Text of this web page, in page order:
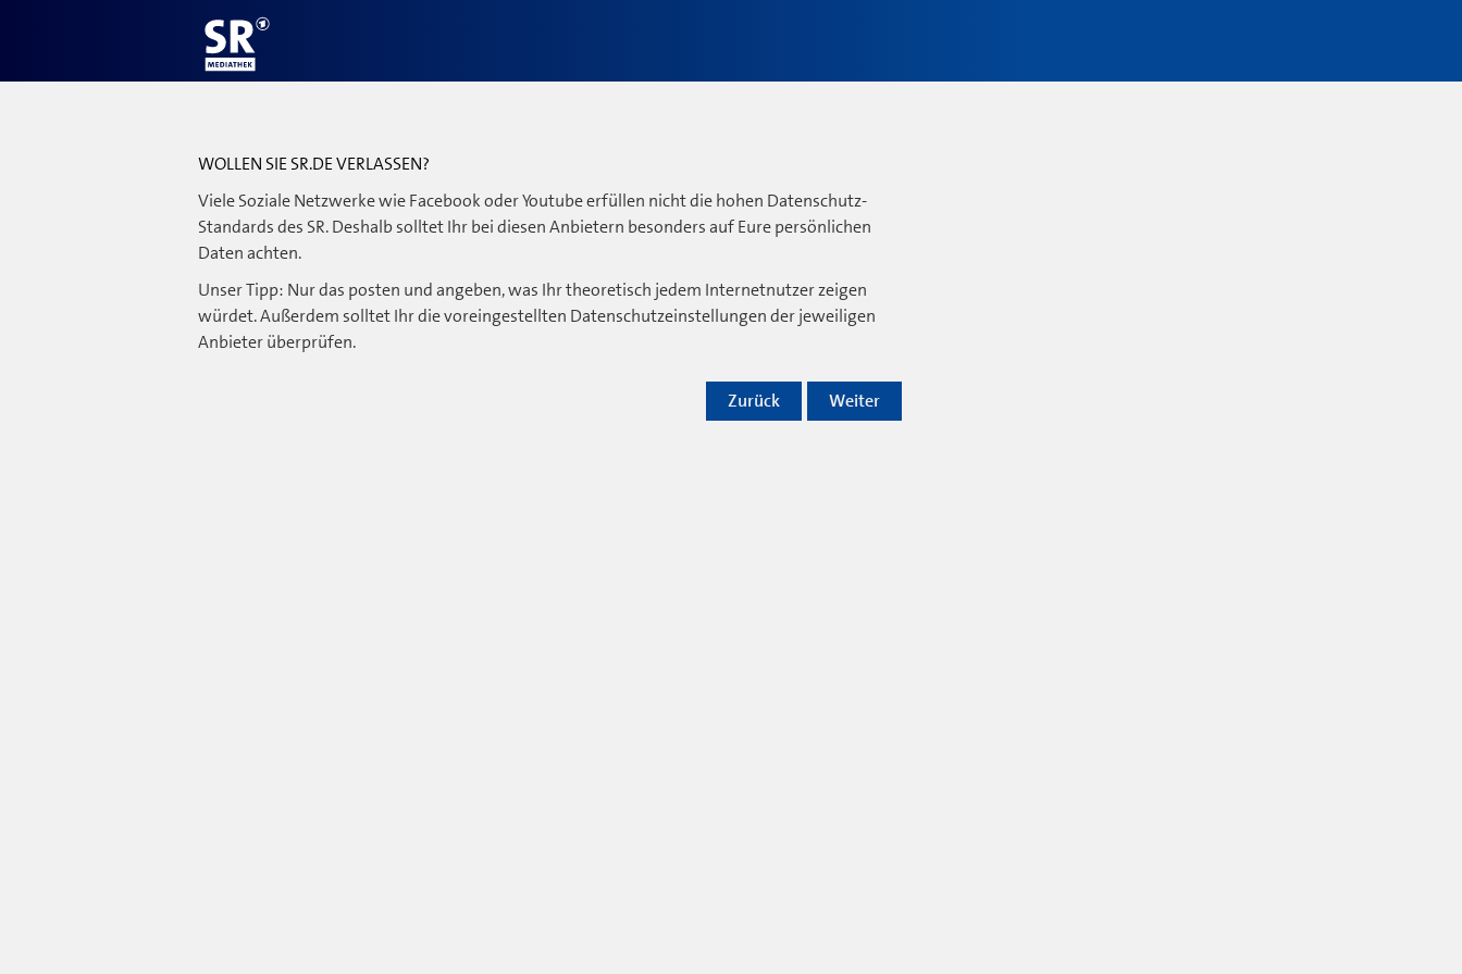
WOLLEN SIE SR.DE VERLASSEN?
Viele Soziale Netzwerke wie Facebook oder Youtube erfüllen nicht die hohen Datenschutz-
Standards des SR. Deshalb solltet Ihr bei diesen Anbietern besonders auf Eure persönlichen
Daten achten.
Unser Tipp: Nur das posten und angeben, was Ihr theoretisch jedem Internetnutzer zeigen
würdet. Außerdem solltet Ihr die voreingestellten Datenschutzeinstellungen der jeweiligen
Anbieter überprüfen.
Weiter
Zurück